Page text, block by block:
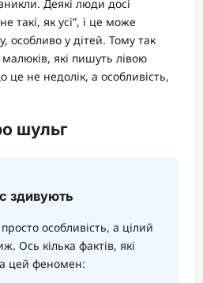
Деякі люди досі
такі, як усі”, і це може
особливо у дітей. Тому так
які пишуть лівою
не недолік, а особливість,
шульг
здивують
особливість, а цілий
Ось кілька фактів, які
цей феномен: